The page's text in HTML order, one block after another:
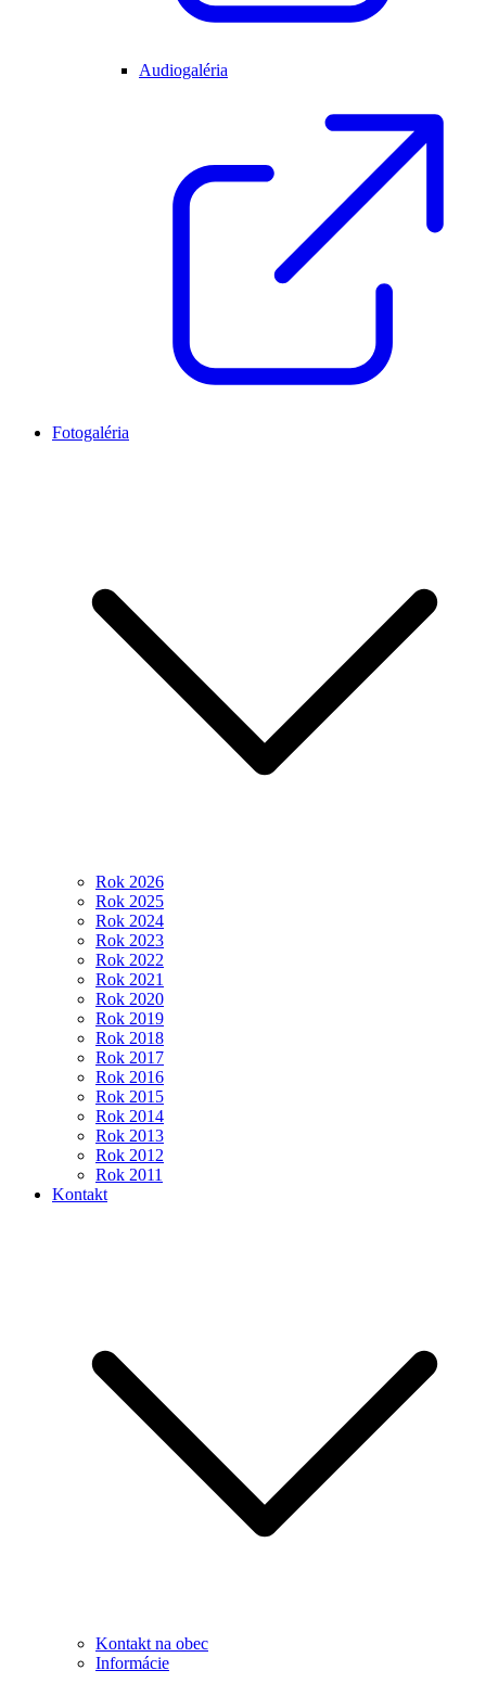
Audiogaléria
Fotogaléria
Rok 2026
Rok 2025
Rok 2024
Rok 2023
Rok 2022
Rok 2021
Rok 2020
Rok 2019
Rok 2018
Rok 2017
Rok 2016
Rok 2015
Rok 2014
Rok 2013
Rok 2012
Rok 2011
Kontakt
Kontakt na obec
Informácie